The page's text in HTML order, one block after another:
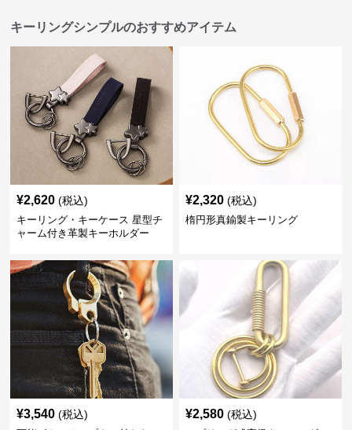
キーリングシンプルのおすすめアイテム
¥2,620 (税込)
キーリング・キーケース 星型チ
ャーム付き革製キーホルダー
¥2,320 (税込)
楕円形真鍮製キーリング
¥3,540 (税込) ¥2,580 (税込)